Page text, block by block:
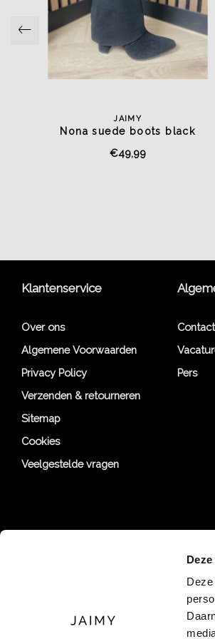
JAIMY
Nona suede boots black
€49,99
Klantenservice
Over ons
Algemene Voorwaarden
Privacy Policy
Verzenden & retourneren
Sitemap
Cookies
Veelgestelde vragen
Contact
Pers